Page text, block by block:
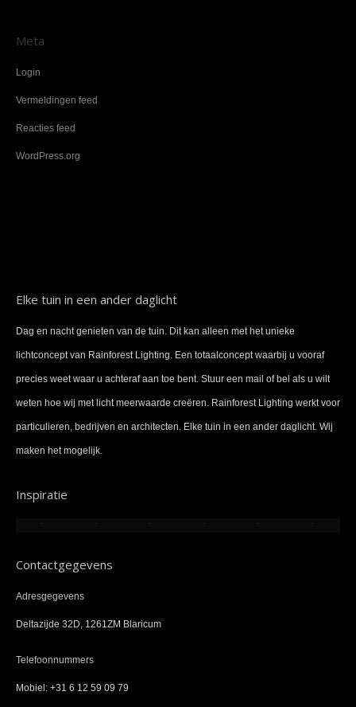
Meta
Login
Vermeldingen feed
Reacties feed
WordPress.org
Elke tuin in een ander daglicht
Dag en nacht genieten van de tuin. Dit kan alleen met het unieke
lichtconcept van Rainforest Lighting. Een totaalconcept waarbij u vooraf
precies weet waar u achteraf aan toe bent. Stuur een mail of bel als u wilt
weten hoe wij met licht meerwaarde creëren. Rainforest Lighting werkt voor
particulieren, bedrijven en architecten. Elke tuin in een ander daglicht. Wij
maken het mogelijk.
Inspiratie
Contactgegevens
Adresgegevens
Deltazijde 32D, 1261ZM Blaricum
Telefoonnummers
Mobiel: +31 6 12 59 09 79